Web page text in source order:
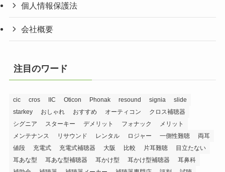
個人情報保護法
会社概要
注目のワード
cic cros IIC Oticon Phonak resound signia
slide
starkey
おしゃれ おすすめ オーティコン
クロス補聴器
シグニア
スターキー デメリット フォナック
メリット
メンテナンス
リサウンド レンタル ロジャー 一側性難聴
両耳
値段
充電式 充電式補聴器 大阪 比較 片耳難聴
目立たない
耳あな型
耳あな型補聴器 耳かけ型 耳かけ型補聴器
耳鼻科